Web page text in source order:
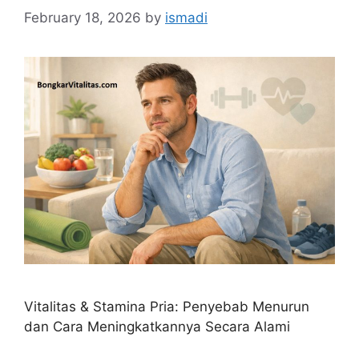
February 18, 2026 by ismadi
Vitalitas & Stamina Pria: Penyebab Menurun
dan Cara Meningkatkannya Secara Alami